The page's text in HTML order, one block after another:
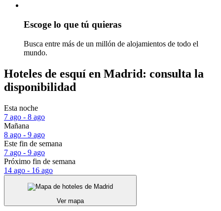
Escoge lo que tú quieras
Busca entre más de un millón de alojamientos de todo el
mundo.
Hoteles de esquí en Madrid: consulta la
disponibilidad
Esta noche
7 ago - 8 ago
Mañana
8 ago - 9 ago
Este fin de semana
7 ago - 9 ago
Próximo fin de semana
14 ago - 16 ago
Ver mapa